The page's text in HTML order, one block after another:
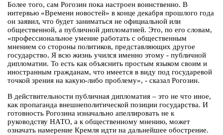
Более того, сам Рогозин пока настроен воинственно. В
интервью «Времени новостей» в конце декабря прошлого года
он заявил, что будет заниматься не официальной или
общественной, а публичной дипломатией. Это, по его словам,
«профессиональное умение работать с общественным
мнением со стороны политиков, представляющих другое
государство. Я всю жизнь учился именно этому - публичной
дипломатии. То есть как объяснить простым языком своим и
иностранным гражданам, что имеется в виду под государевой
точкой зрения на какую-либо проблему», - сказал Рогозин.
В действительности публичная дипломатия – это не что иное,
как пропаганда внешнеполитической позиции государства. И
готовность Рогозина изначально апеллировать не к
руководству НАТО, а к общественному мнению, может
означать намерение Кремля идти на дальнейшее обострение.